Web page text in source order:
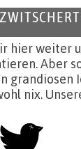
hier weiter
Aber
grandiosen
nix.